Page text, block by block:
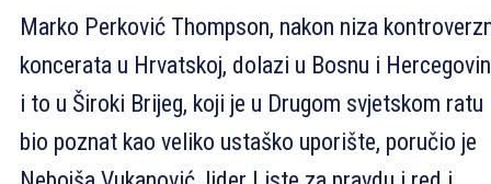
Marko Perković Thompson, nakon niza
koncerata u Hrvatskoj, dolazi u Bosnu i
i to u Široki Brijeg, koji je u Drugom svjetskom ratu
bio poznat kao veliko ustaško uporište, poručio je